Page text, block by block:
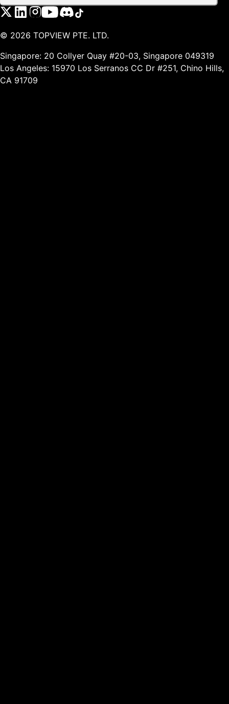
© 2026 TOPVIEW PTE. LTD.
Singapore: 20 Collyer Quay #20-03, Singapore 049319
Los Angeles: 15970 Los Serranos CC Dr #251, Chino Hills,
CA 91709